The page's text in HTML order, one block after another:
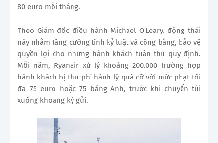
80 euro mỗi tháng.
Theo Giám đốc điều hành Michael O’Leary, động thái
này nhằm tăng cường tính kỷ luật và công bằng, bảo vệ
quyền lợi cho những hành khách tuân thủ quy định.
Mỗi năm, Ryanair xử lý khoảng 200.000 trường hợp
hành khách bị thu phí hành lý quá cỡ với mức phạt tối
đa 75 euro hoặc 75 bảng Anh, trước khi chuyển túi
xuống khoang ký gửi.